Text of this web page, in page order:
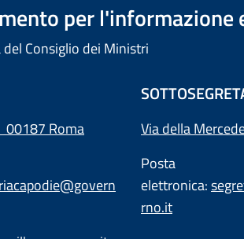
per l'informazione
del Consiglio dei Ministri
00187 Roma
Via della
Posta
elettronica:
rno.it